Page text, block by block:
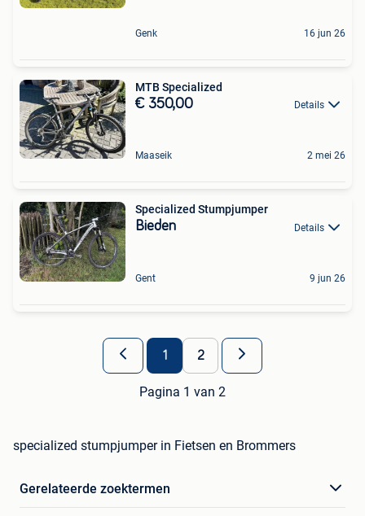
Genk 16 jun 26
MTB Specialized
€ 350,00 Details
Maaseik 2 mei 26
Specialized Stumpjumper
Bieden Details
Gent 9 jun 26
1 2
Pagina 1 van 2
specialized stumpjumper in Fietsen en Brommers
Gerelateerde zoektermen